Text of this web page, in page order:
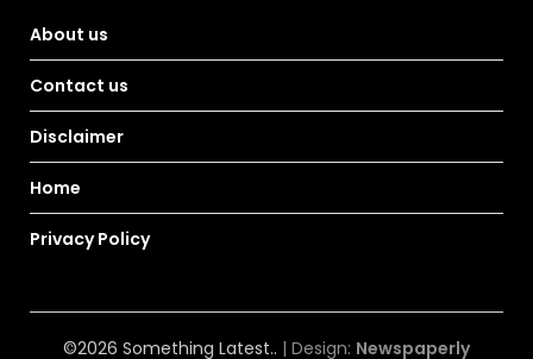
About us
Contact us
Disclaimer
Home
Privacy Policy
©2026 Something Latest.. | Design: Newspaperly